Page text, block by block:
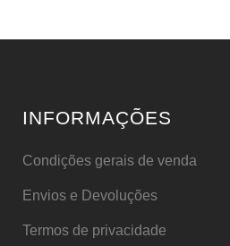
INFORMAÇÕES
Condições gerais de venda
Envios e Devoluções
Termos de privacidade